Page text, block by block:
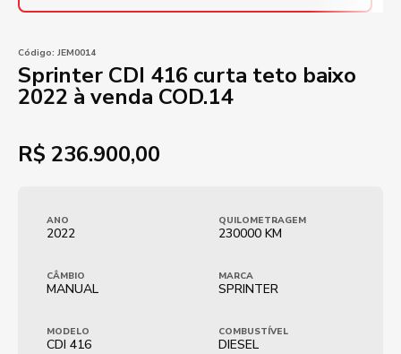
Código: JEM0014
Sprinter CDI 416 curta teto baixo
2022 à venda COD.14
R$ 236.900,00
ANO
2022
QUILOMETRAGEM
230000 KM
CÂMBIO
MANUAL
MARCA
SPRINTER
MODELO
CDI 416
COMBUSTÍVEL
DIESEL